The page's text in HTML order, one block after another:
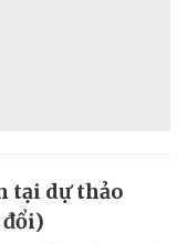
tại dự thảo
đổi)